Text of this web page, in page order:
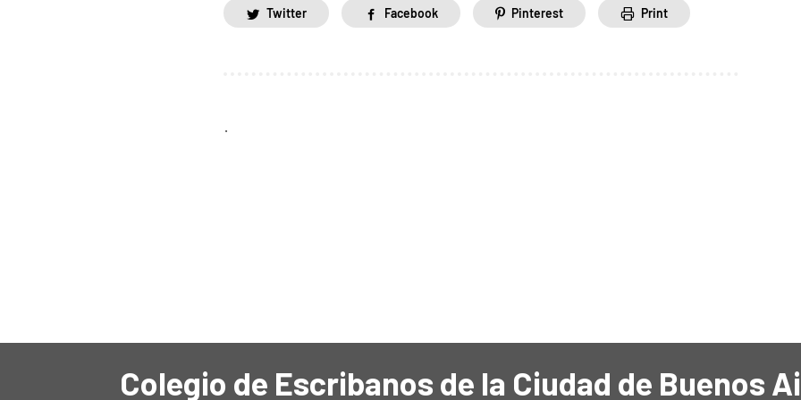
Twitter Facebook Pinterest Print
.
Colegio de Escribanos de la Ciudad de Buenos